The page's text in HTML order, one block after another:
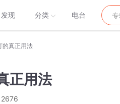
发现 分类 电台
的真正用法
正用法
2676